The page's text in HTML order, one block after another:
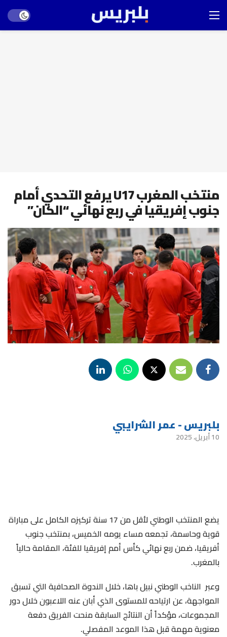
mode
منتخب المغرب U17 يرفع التحدي أمام
جنوب إفريقيا في ربع نهائي “الكان”
بلبريس - عمر الشرايبي
10 أبريل، 2025
يضع المنتخب الوطني لأقل من 17 سنة تركيزه الكامل على مباراة
قوية وحاسمة، تجمعه مساء يومه الخميس، بمنتخب جنوب
أفريقيا، ضمن ربع نهائي كأس أمم إفريقيا للفئة، المقامة حالياً
بالمغرب.
وعبر الناخب الوطني نبيل باها، خلال الندوة الصحافية التي تسبق
المواجهة، عن ارتياحه للمستوى الذي أبان عنه اللاعبون خلال دور
المجموعات، مؤكداً أن النتائج السابقة منحت الفريق دفعة
معنوية مهمة قبل هذا الموعد المفصلي.